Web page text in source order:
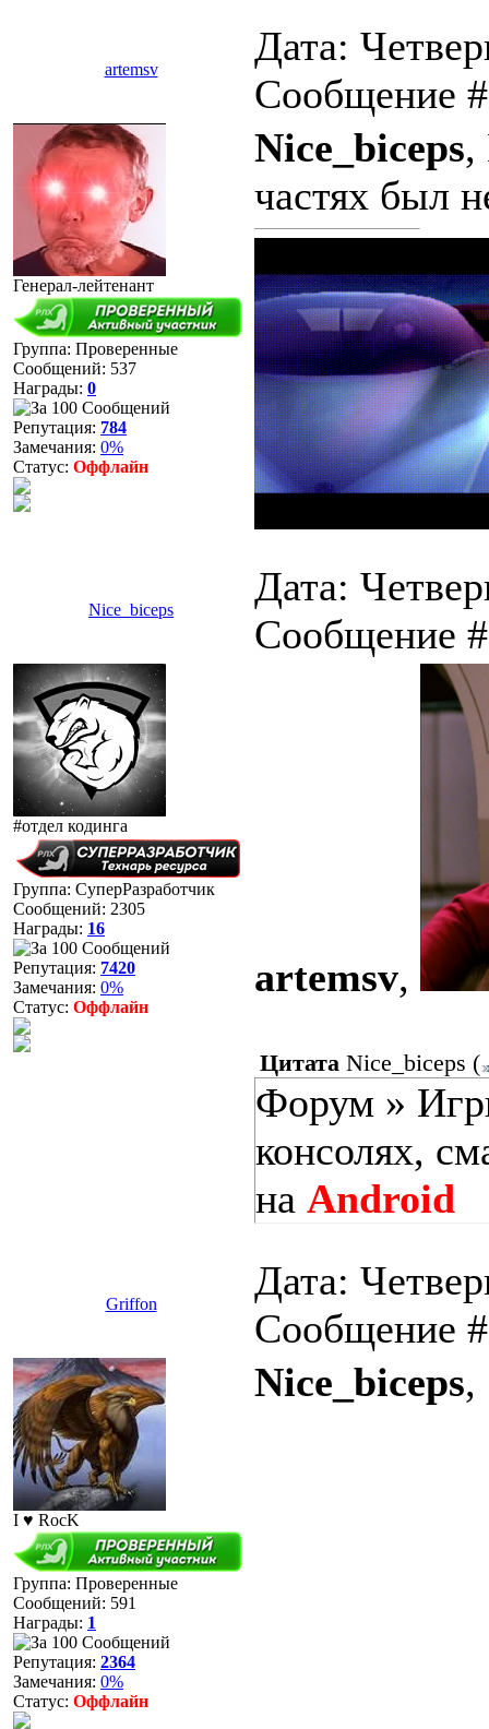
artemsv
Дата:
Сообщение
Генерал-лейтенант
Группа: Проверенные
Сообщений: 537
Награды: 0
Репутация: 784
Замечания: 0%
Статус: Оффлайн
Nice_biceps,
частях был
Nice_biceps
Дата:
Сообщение
#отдел кодинга
Группа: СуперРазработчик
Сообщений: 2305
Награды: 16
Репутация: 7420
Замечания: 0%
Статус: Оффлайн
artemsv,
Цитата Nice_biceps (
Форум »
консолях,
на Android
Griffon
Дата:
Сообщение
I ♥ RocK
Группа: Проверенные
Сообщений: 591
Награды: 1
Репутация: 2364
Замечания: 0%
Статус: Оффлайн
Nice_biceps,